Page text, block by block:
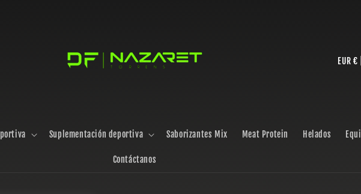
Suplementación deportiva Saborizantes Mix Meat Protein Helados
Contáctanos
P
s